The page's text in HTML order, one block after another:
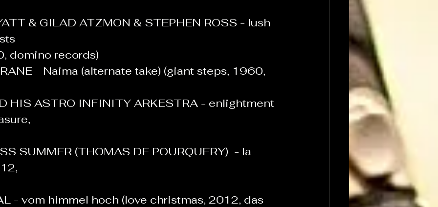
& GILAD ATZMON & STEPHEN ROSS - lush
domino records)
- Naima (alternate take) (giant steps, 1960,
HIS ASTRO INFINITY ARKESTRA - enlightment
SUMMER (THOMAS DE POURQUERY)  - la
- vom himmel hoch (love christmas, 2012, das